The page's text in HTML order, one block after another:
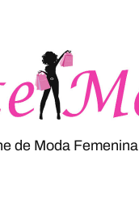
de Moda Femenina